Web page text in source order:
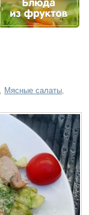
Мясные салаты